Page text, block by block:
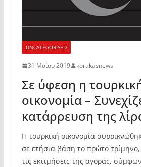
UNCATEGORISED
31 Μαΐου 2019 korakasnews
Σε ύφεση η
οικονομία –
κατάρρευση της
Η τουρκική οικονομία
σε ετήσια βάση το πρώτο
τις εκτιμήσεις της αγοράς,